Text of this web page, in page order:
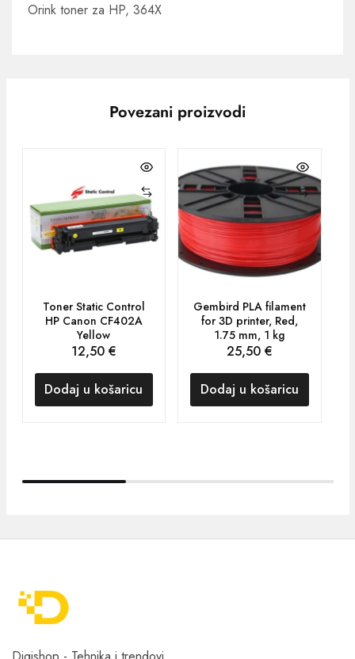
Orink toner za HP, 364X
Povezani proizvodi
Toner Static Control
HP Canon CF402A
Yellow
12,50 €
Dodaj u košaricu
Gembird PLA filament
for 3D printer, Red,
1.75 mm, 1 kg
25,50 €
Dodaj u košaricu